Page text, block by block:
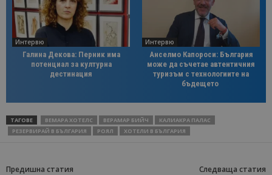
Интервю
Галина Декова: Перник има
потенциал за културна
дестинация
Интервю
Анселмо Капороси: България
може да съчетае автентичния
туризъм с технологиите на
бъдещето
ТАГОВЕ ВЕМАРА ХОТЕЛС ВЕРАМАР БИЙЧ
КАЛИАКРА ПАЛАС
РЕЗЕРВИРАЙ В БЪЛГАРИЯ
РОЯЛ ХОТЕЛИ В БЪЛГАРИЯ
Предишна статия Следваща статия